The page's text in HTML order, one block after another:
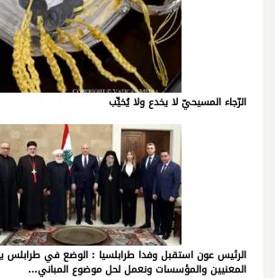
الرّجاء المسيحيّ لا يخدع ولا يُخيِّب
الرئيس عون استقبل وفدا طرابلسيا : الوضع في طرابلس
المعنيين والمؤسسات ونعمل لحل موضوع المباني…